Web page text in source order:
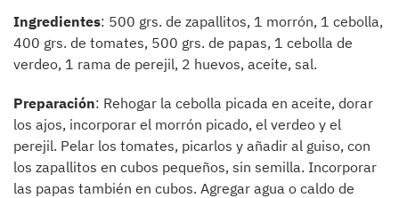
Ingredientes: 500 grs. de zapallitos, 1 morrón, 1 cebolla,
400 grs. de tomates, 500 grs. de papas, 1 cebolla de
verdeo, 1 rama de perejil, 2 huevos, aceite, sal.
Preparación: Rehogar la cebolla picada en aceite, dorar
los ajos, incorporar el morrón picado, el verdeo y el
perejil. Pelar los tomates, picarlos y añadir al guiso, con
los zapallitos en cubos pequeños, sin semilla. Incorporar
las papas también en cubos. Agregar agua o caldo de